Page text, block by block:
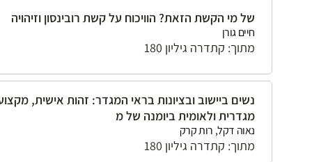
של מי הקשת הזאת? הוויכוח על קשת רובינסון וזיהויה
חיים גורן
מתוך: קתדרה גיליון 180
נשים ביישוב ובציונות בראי המגדר: זהות אישית,
מגדרית ולאומית ביומנה של מ
נאוה דקל, רות קרק
מתוך: קתדרה גיליון 180